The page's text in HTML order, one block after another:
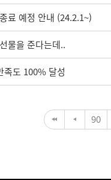
료 예정 안내 (24.2.1~)
물을 준다는데..
족도 100% 달성
90